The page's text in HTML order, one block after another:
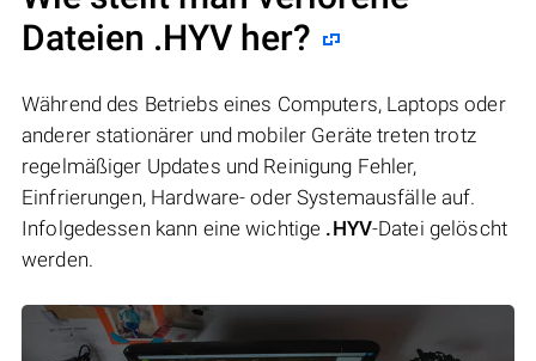
Dateien .HYV her?
Während des Betriebs eines Computers, Laptops oder
anderer stationärer und mobiler Geräte treten trotz
regelmäßiger Updates und Reinigung Fehler,
Einfrierungen, Hardware- oder Systemausfälle auf.
Infolgedessen kann eine wichtige .HYV-Datei gelöscht
werden.